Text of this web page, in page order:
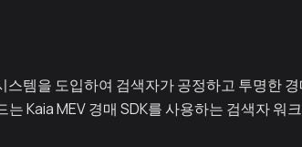
스템을 도입하여 검색자가 공정하고 투명한
는 Kaia MEV 경매 SDK를 사용하는 검색자 워